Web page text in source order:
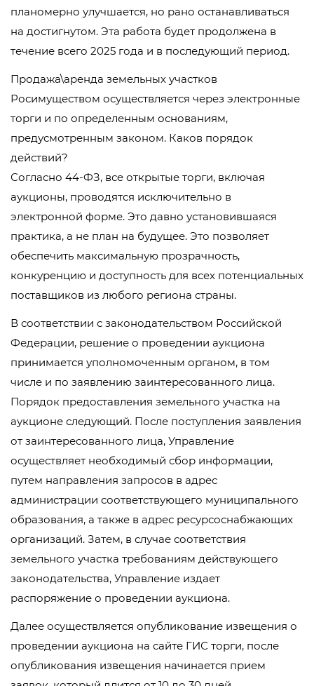
планомерно улучшается, но рано останавливаться
на достигнутом. Эта работа будет продолжена в
течение всего 2025 года и в последующий период.
Продажа\аренда земельных участков
Росимуществом осуществляется через электронные
торги и по определенным основаниям,
предусмотренным законом. Каков порядок
действий?
Согласно 44-ФЗ, все открытые торги, включая
аукционы, проводятся исключительно в
электронной форме. Это давно установившаяся
практика, а не план на будущее. Это позволяет
обеспечить максимальную прозрачность,
конкуренцию и доступность для всех потенциальных
поставщиков из любого региона страны.
В соответствии с законодательством Российской
Федерации, решение о проведении аукциона
принимается уполномоченным органом, в том
числе и по заявлению заинтересованного лица.
Порядок предоставления земельного участка на
аукционе следующий. После поступления заявления
от заинтересованного лица, Управление
осуществляет необходимый сбор информации,
путем направления запросов в адрес
администрации соответствующего муниципального
образования, а также в адрес ресурсоснабжающих
организаций. Затем, в случае соответствия
земельного участка требованиям действующего
законодательства, Управление издает
распоряжение о проведении аукциона.
Далее осуществляется опубликование извещения о
проведении аукциона на сайте ГИС торги, после
опубликования извещения начинается прием